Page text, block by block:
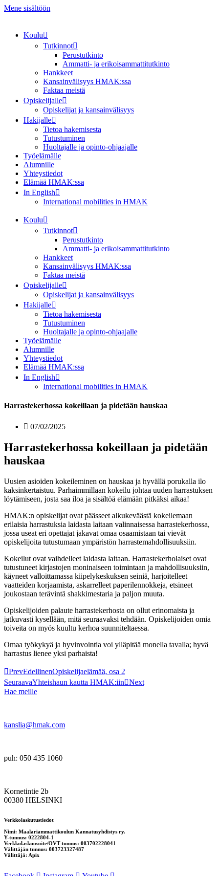
Mene sisältöön
Koulu
Tutkinnot
Perustutkinto
Ammatti- ja erikoisammattitutkinto
Hankkeet
Kansainvälisyys HMAK:ssa
Faktaa meistä
Opiskelijalle
Opiskelijat ja kansainvälisyys
Hakijalle
Tietoa hakemisesta
Tutustuminen
Huoltajalle ja opinto-ohjaajalle
Työelämälle
Alumnille
Yhteystiedot
Elämää HMAK:ssa
In English
International mobilities in HMAK
Koulu
Tutkinnot
Perustutkinto
Ammatti- ja erikoisammattitutkinto
Hankkeet
Kansainvälisyys HMAK:ssa
Faktaa meistä
Opiskelijalle
Opiskelijat ja kansainvälisyys
Hakijalle
Tietoa hakemisesta
Tutustuminen
Huoltajalle ja opinto-ohjaajalle
Työelämälle
Alumnille
Yhteystiedot
Elämää HMAK:ssa
In English
International mobilities in HMAK
Harrastekerhossa kokeillaan ja pidetään hauskaa ​
07/02/2025
Harrastekerhossa kokeillaan ja pidetään
hauskaa
Uusien asioiden kokeileminen on hauskaa ja hyvällä porukalla ilo
kaksinkertaistuu. Parhaimmillaan kokeilu johtaa uuden harrastuksen
löytämiseen, josta saa iloa ja sisältöä elämään pitkäksi aikaa!
HMAK:n opiskelijat ovat päässeet alkukeväästä kokeilemaan
erilaisia harrastuksia laidasta laitaan valinnaisessa harrastekerhossa,
jossa useat eri opettajat jakavat omaa osaamistaan tai vievät
opiskelijoita tutustumaan ympäristön harrastemahdollisuuksiin.
Kokeilut ovat vaihdelleet laidasta laitaan. Harrastekerholaiset ovat
tutustuneet kirjastojen moninaiseen toimintaan ja mahdollisuuksiin,
käyneet valloittamassa kiipelykeskuksen seiniä, harjoitelleet
vaatteiden korjaamista, askarrelleet paperilennokkeja, etsineet
joukostaan terävintä shakkimestaria ja paljon muuta.
Opiskelijoiden palaute harrastekerhosta on ollut erinomaista ja
jatkuvasti kysellään, mitä seuraavaksi tehdään. Opiskelijoiden omia
toiveita on myös kuultu kerhoa suunniteltaessa.
Omaa työkykyä ja hyvinvointia voi ylläpitää monella tavalla; hyvä
harrastus lienee yksi parhaista!
PrevEdellinenOpiskelijaelämää, osa 2
SeuraavaYhteishaun kautta HMAK:iin
Next
Hae meille
kanslia@hmak.com
puh: 050 435 1060
Kornetintie 2b
00380 HELSINKI
Verkkolaskutustiedot
Nimi: Maalariammattikoulun Kannatusyhdistys ry.
Y-tunnus: 0222804-1
Verkkolaskuosoite/OVT-tunnus: 003702228041
Välittäjän tunnus: 003723327487
Välittäjä: Apix